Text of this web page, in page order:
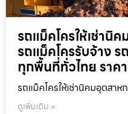
รถแม็คโครให้เช่านิ
รถแม็คโครรับจ้าง ร
ทุกพื้นที่ทั่วไทย ราค
รถแม็คโครให้เช่านิคมอุตสาห
ดูเพิ่มเติม »